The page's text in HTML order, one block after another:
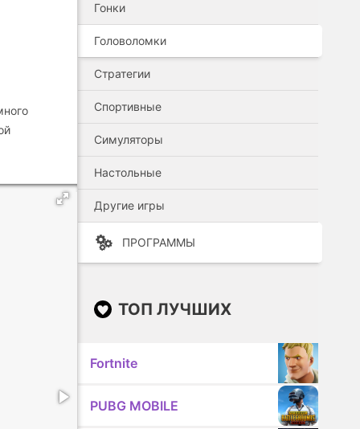
Гонки
Головоломки
Стратегии
Спортивные
Симуляторы
Настольные
Другие игры
ПРОГРАММЫ
ТОП ЛУЧШИХ
Fortnite
PUBG MOBILE